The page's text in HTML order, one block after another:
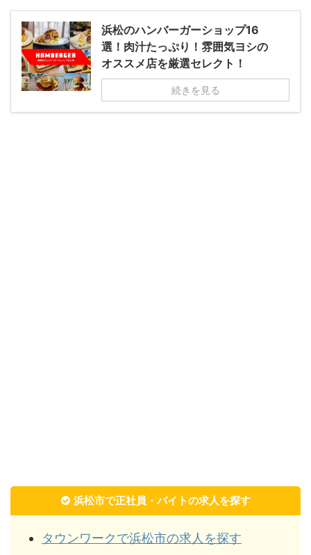
浜松のハンバーガーショップ16
選！肉汁たっぷり！雰囲気ヨシの
オススメ店を厳選セレクト！
続きを見る
浜松市で正社員・バイトの求人を探す
タウンワークで浜松市の求人を探す